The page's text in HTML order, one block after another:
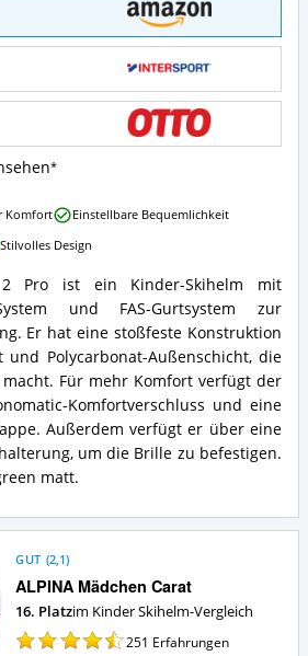
Pro ist ein Kinder-Skihelm mit
und FAS-Gurtsystem zur
Er hat eine stoßfeste Konstruktion
und Polycarbonat-Außenschicht, die
Für mehr Komfort verfügt der
Komfortverschluss und eine
Außerdem verfügt er über eine
um die Brille zu befestigen.
matt.
Komfort
Einstellbare Bequemlichkeit
Stilvolles Design
ALPINA Mädchen Carat
GUT (2,1)
16. Platzim Kinder Skihelm-Vergleich
251 Erfahrungen